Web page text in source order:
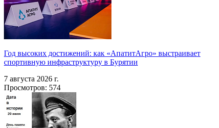
Год высоких достижений: как «АпатитАгро» выстраивает
спортивную инфраструктуру в Бурятии
7 августа 2026 г.
Просмотров: 574